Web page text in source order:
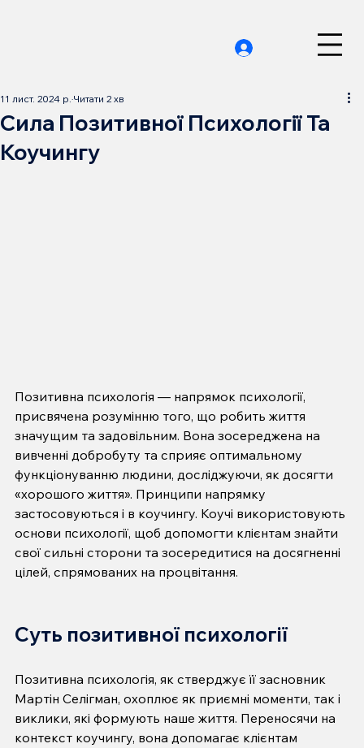
Сила Позитивної Психології Та
Коучингу
11 лист. 2024 р. Читати 2 хв
Позитивна психологія — напрямок психології,
присвячена розумінню того, що робить життя
значущим та задовільним. Вона зосереджена на
вивченні добробуту та сприяє оптимальному
функціонуванню людини, досліджуючи, як досягти
«хорошого життя». Принципи напрямку
застосовуються і в коучингу. Коучі використовують
основи психології, щоб допомогти клієнтам знайти
свої сильні сторони та зосередитися на досягненні
цілей, спрямованих на процвітання.
Суть позитивної психології
Позитивна психологія, як стверджує її засновник
Мартін Селігман, охоплює як приємні моменти, так і
виклики, які формують наше життя. Переносячи на
контекст коучингу, вона допомагає клієнтам